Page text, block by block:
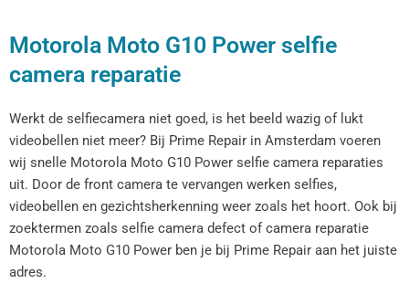
Motorola Moto G10 Power selfie
camera reparatie
Werkt de selfiecamera niet goed, is het beeld wazig of lukt
videobellen niet meer? Bij Prime Repair in Amsterdam voeren
wij snelle Motorola Moto G10 Power selfie camera reparaties
uit. Door de front camera te vervangen werken selfies,
videobellen en gezichtsherkenning weer zoals het hoort. Ook bij
zoektermen zoals selfie camera defect of camera reparatie
Motorola Moto G10 Power ben je bij Prime Repair aan het juiste
adres.